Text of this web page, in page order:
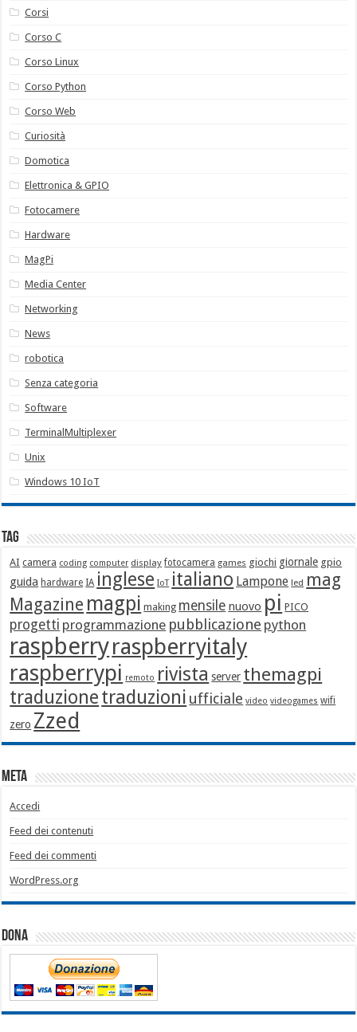
Corsi
Corso C
Corso Linux
Corso Python
Corso Web
Curiosità
Domotica
Elettronica & GPIO
Fotocamere
Hardware
MagPi
Media Center
Networking
News
robotica
Senza categoria
Software
TerminalMultiplexer
Unix
Windows 10 IoT
Tag
AI camera coding computer display fotocamera games giochi giornale gpio
guida hardware IA inglese IoT italiano Lampone led mag
Magazine magpi making mensile nuovo pi PICO
progetti programmazione pubblicazione python
raspberryraspberryitaly
raspberrypi remoto rivista server themagpi
traduzionetraduzioni ufficiale video videogames wifi
zero Zzed
Meta
Accedi
Feed dei contenuti
Feed dei commenti
WordPress.org
Dona